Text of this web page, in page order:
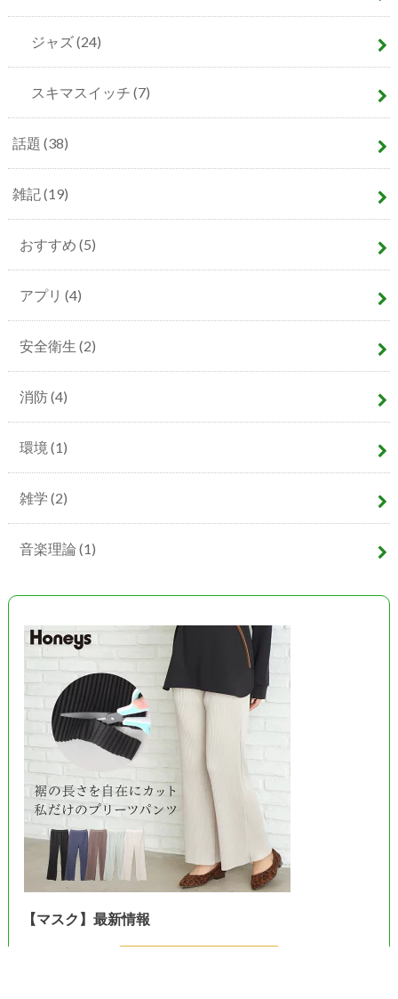
ジャズ(24)
スキマスイッチ (7)
話題 (38)
雑記(19)
おすすめ (5)
アプリ (4)
安全衛生 (2)
消防(4)
環境 (1)
雑学 (2)
音楽理論 (1)
【マスク】最新情報